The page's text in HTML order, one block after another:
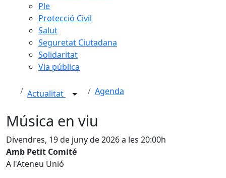
Ple
Protecció Civil
Salut
Seguretat Ciutadana
Solidaritat
Via pública
Actualitat Agenda
Música en viu
Divendres, 19 de juny de 2026 a les 20:00h
Amb Petit Comité
A l'Ateneu Unió